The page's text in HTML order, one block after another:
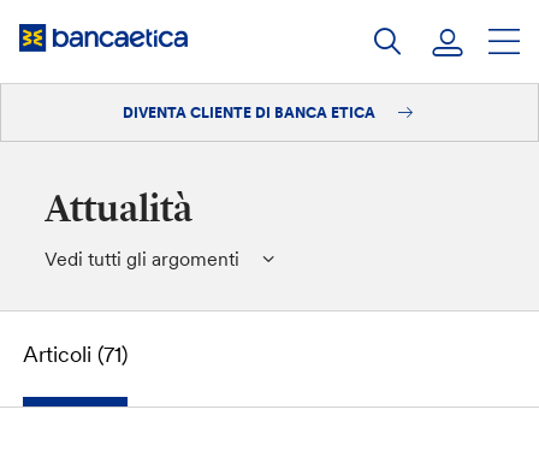
DIVENTA CLIENTE DI BANCA ETICA
Attualità
Vedi tutti gli argomenti
Articoli (71)